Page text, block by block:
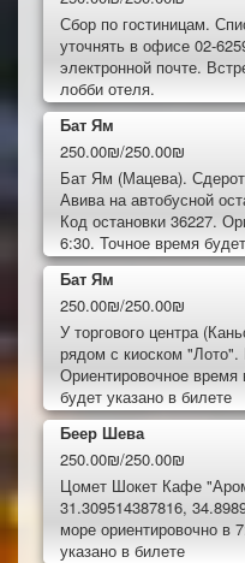
Сбор по гостиницам.
уточнять в офисе 02-
электронной почте.
лобби отеля.
Бат Ям
250.00₪/250.00₪
Бат Ям (Мацева).
Авива на автобусной
Код остановки 36227.
6:30. Точное время
Бат Ям
250.00₪/250.00₪
У торгового центра
рядом с киоском "Лото".
Ориентировочное
будет указано в билете
Беер Шева
250.00₪/250.00₪
Цомет Шокет Кафе
31.309514387816,
море ориентировочно в
указано в билете